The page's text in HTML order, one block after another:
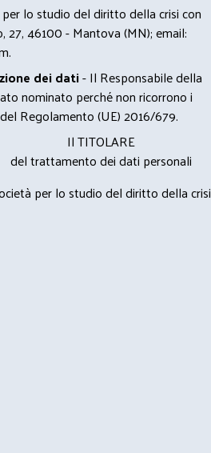
lo studio del diritto della crisi con
27, 46100 - Mantova (MN); email:
.
dei dati- Il Responsabile della
nominato perché non ricorrono i
Regolamento (UE) 2016/679.
Il TITOLARE
del trattamento dei dati personali
per lo studio del diritto della crisi